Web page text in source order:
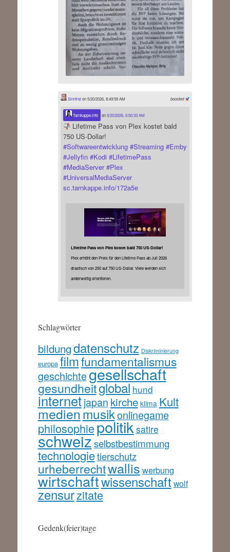
boosted
Sinnfreion 5/20/2026, 8:49:59 AM
Tarnkappe.info on5/20/2026, 6:50:33 AM
Lifetime Pass von Plex kostet bald
750 US-Dollar!
#Softwareentwicklung #Streaming #Emby
#Jellyfin #Kodi #LifetimePass
#MediaServer #Plex
#UniversalMediaServer
sc.tarnkappe.info/172a5e
Lifetime Pass von Plex kostet bald 750 US-Dollar!
Plex erhöht den Preis für den Lifetime Pass ab Juli 2026
drastisch von 250 auf 750 US-Dollar. Viele werden sich
anderweitig orientieren.
Schlagwörter
bildungdatenschutz Diskriminierung
europa filmfundamentalismus
geschichtegesellschaft
gesundheitglobal hund
internetjapan kirche klima Kult
medienmusikonlinegame
philosophiepolitiksatire
schweizselbstbestimmung
technologietierschutz
urheberrechtwallis werbung
wirtschaftwissenschaft wolf
zensurzitate
Gedenk(feier)tage